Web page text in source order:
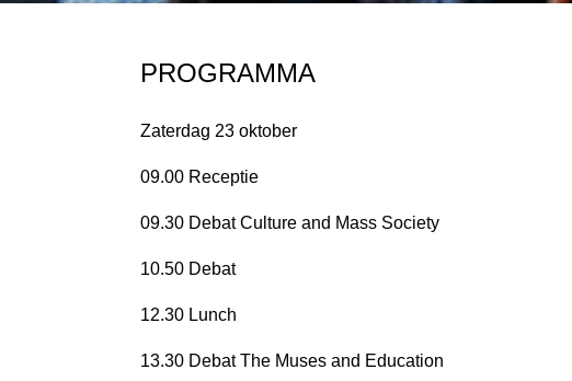
PROGRAMMA
Zaterdag 23 oktober
09.00 Receptie
09.30 Debat Culture and Mass Society
10.50 Debat
12.30 Lunch
13.30 Debat The Muses and Education